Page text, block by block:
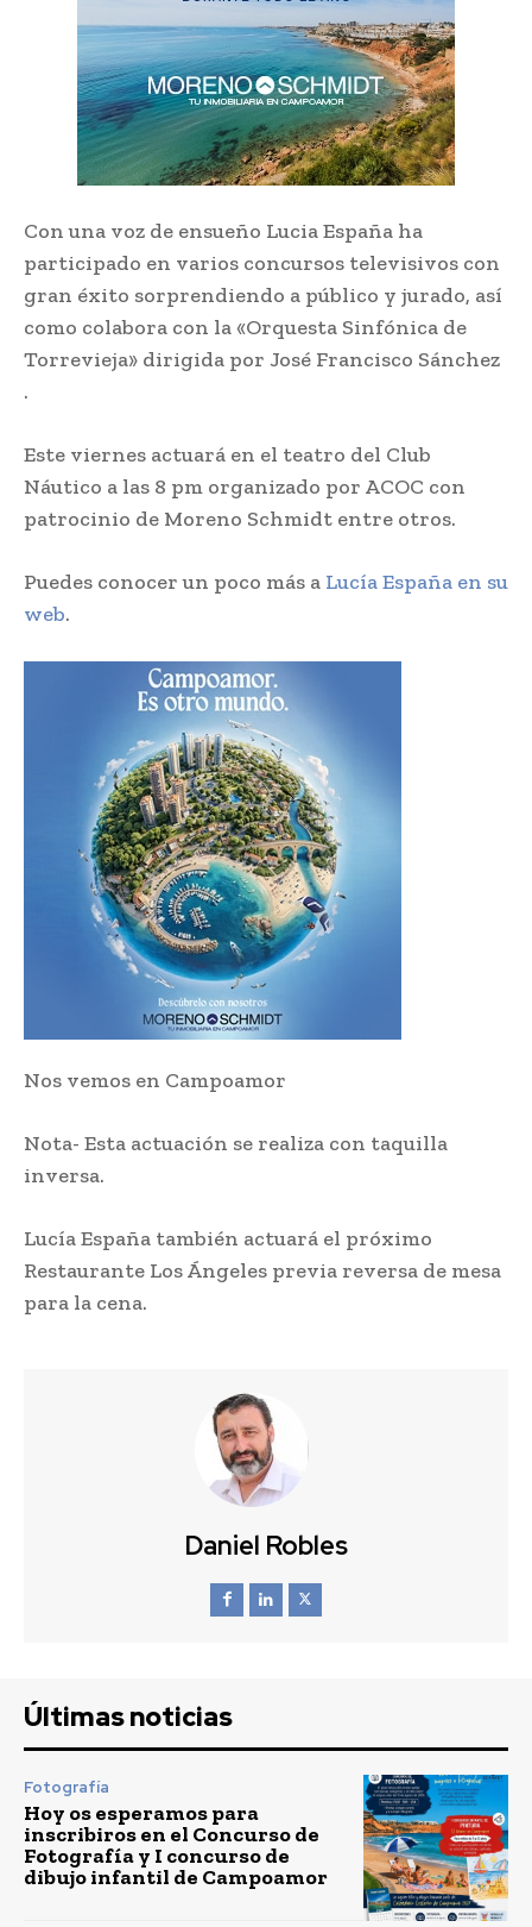
Con una voz de ensueño Lucia España ha
participado en varios concursos televisivos con
gran éxito sorprendiendo a público y jurado, así
como colabora con la «Orquesta Sinfónica de
Torrevieja» dirigida por José Francisco Sánchez
.
Este viernes actuará en el teatro del Club
Náutico a las 8 pm organizado por ACOC con
patrocinio de Moreno Schmidt entre otros.
Puedes conocer un poco más a Lucía España en su
web.
Nos vemos en Campoamor
Nota- Esta actuación se realiza con taquilla
inversa.
Lucía España también actuará el próximo
Restaurante Los Ángeles previa reversa de mesa
para la cena.
Daniel Robles
Últimas noticias
Fotografía
Hoy os esperamos para
inscribiros en el Concurso de
Fotografía y I concurso de
dibujo infantil de Campoamor